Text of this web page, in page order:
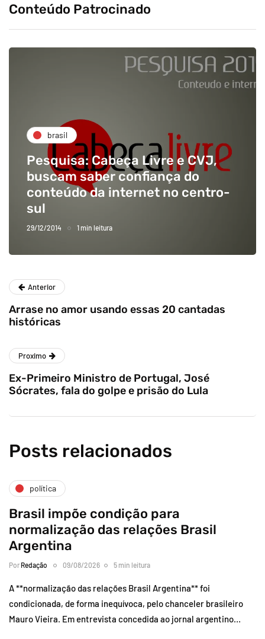
Conteúdo Patrocinado
brasil
Pesquisa: Cabeça Livre e CVJ,
buscam saber confiança do
conteúdo da internet no centro-
sul
29/12/2014 1 min leitura
Anterior
Arrase no amor usando essas 20 cantadas
históricas
Proximo
Ex-Primeiro Ministro de Portugal, José
Sócrates, fala do golpe e prisão do Lula
Posts relacionados
política
Brasil impõe condição para
normalização das relações Brasil
Argentina
Por Redação 09/08/2026 5 min leitura
A **normalização das relações Brasil Argentina** foi
condicionada, de forma inequívoca, pelo chanceler brasileiro
Mauro Vieira. Em entrevista concedida ao jornal argentino…